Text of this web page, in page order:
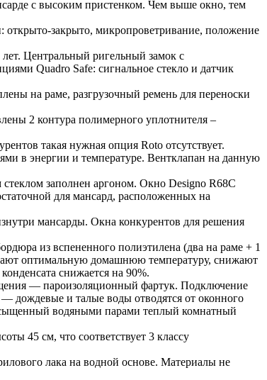
с высоким пристенком. Чем выше окно, тем
открыто-закрыто, микропроветривание, положение
Центральный ригельный замок с
Quadro Safe: сигнальное стекло и датчик
на раме, разгрузочный ремень для переноски
2 контура полимерного уплотнителя –
такая нужная опция Roto отсутствует.
в энергии и температуре. Вентклапан на данную
заполнен аргоном. Окно Designo R68C
для мансард, расположенных на
мансарды. Окна конкурентов для решения
из вспененного полиэтилена (два на раме + 1
оптимальную домашнюю температуру, снижают
снижается на 90%.
— пароизоляционный фартук. Подключение
дождевые и талые воды отводятся от оконного
водяными парами теплый комнатный
45 см, что соответствует 3 классу
лака на водной основе. Материалы не